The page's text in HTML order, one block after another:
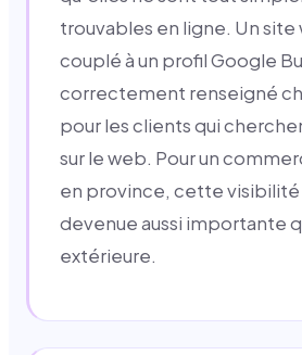
trouvables en ligne. Un
couplé à un profil Google
correctement renseigné
pour les clients qui
sur le web. Pour un
en province, cette visibilité
devenue aussi importante
extérieure.